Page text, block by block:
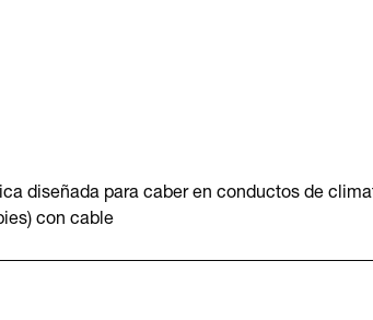
diseñada para caber en conductos de
con cable